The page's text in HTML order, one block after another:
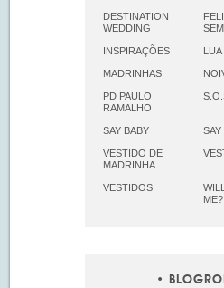
DESTINATION
WEDDING
INSPIRAÇÕES LUA
MADRINHAS
PD PAULO
RAMALHO
SAY BABY SAY
VESTIDO DE
MADRINHA
VESTIDOS
ME?